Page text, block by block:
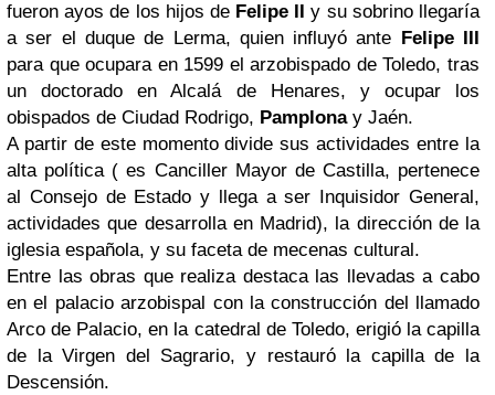
fueron ayos de los hijos de Felipe II
y su sobrino llegaría
a ser el duque de Lerma, quien influyó ante
Felipe III
para que ocupara en 1599 el arzobispado de Toledo, tras
un doctorado en Alcalá de Henares, y ocupar los
obispados de Ciudad Rodrigo, Pamplonay Jaén.
A partir de este momento divide sus actividades entre la
alta política ( es Canciller Mayor de Castilla, pertenece
al Consejo de Estado y llega a ser Inquisidor General,
actividades que desarrolla en Madrid), la dirección de la
iglesia española, y su faceta de mecenas cultural.
Entre las obras que realiza destaca las llevadas a cabo
en el palacio arzobispal con la construcción del llamado
Arco de Palacio, en la catedral de Toledo, erigió la capilla
de la Virgen del Sagrario, y restauró la capilla de la
Descensión.